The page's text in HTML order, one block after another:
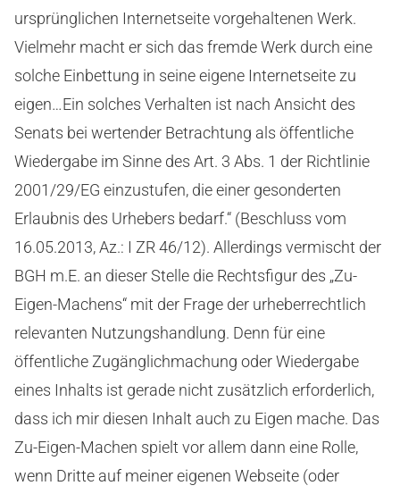
ursprünglichen Internetseite vorgehaltenen Werk.
Vielmehr macht er sich das fremde Werk durch eine
solche Einbettung in seine eigene Internetseite zu
eigen…Ein solches Verhalten ist nach Ansicht des
Senats bei wertender Betrachtung als öffentliche
Wiedergabe im Sinne des Art. 3 Abs. 1 der Richtlinie
2001/29/EG einzustufen, die einer gesonderten
Erlaubnis des Urhebers bedarf.“ (Beschluss vom
16.05.2013, Az.: I ZR 46/12). Allerdings vermischt der
BGH m.E. an dieser Stelle die Rechtsfigur des „Zu-
Eigen-Machens“ mit der Frage der urheberrechtlich
relevanten Nutzungshandlung. Denn für eine
öffentliche Zugänglichmachung oder Wiedergabe
eines Inhalts ist gerade nicht zusätzlich erforderlich,
dass ich mir diesen Inhalt auch zu Eigen mache. Das
Zu-Eigen-Machen spielt vor allem dann eine Rolle,
wenn Dritte auf meiner eigenen Webseite (oder